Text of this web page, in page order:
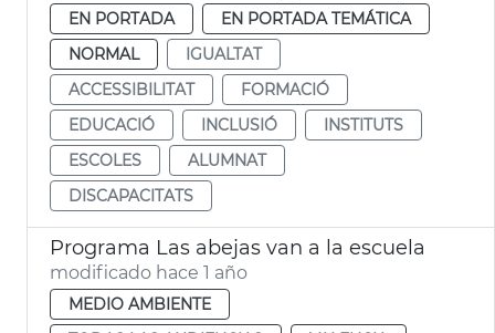
EN PORTADA
EN PORTADA TEMÁTICA
NORMAL
IGUALTAT
ACCESSIBILITAT
FORMACIÓ
EDUCACIÓ
INCLUSIÓ
INSTITUTS
ESCOLES
ALUMNAT
DISCAPACITATS
Programa Las abejas van a la escuela
modificado hace 1 año
MEDIO AMBIENTE